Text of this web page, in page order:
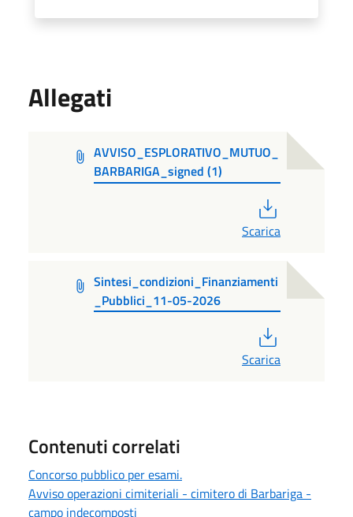
Allegati
AVVISO_ESPLORATIVO_MUTUO_
BARBARIGA_signed (1)
Scarica
Sintesi_condizioni_Finanziamenti
_Pubblici_11-05-2026
Scarica
Contenuti correlati
Concorso pubblico per esami.
Avviso operazioni cimiteriali - cimitero di Barbariga -
campo indecomposti